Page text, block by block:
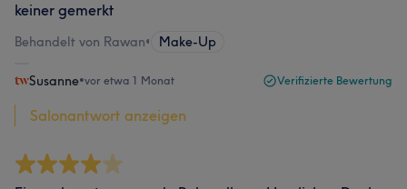
keiner gemerkt
Behandelt von Rawan• Make-Up
Susanne•vor etwa 1 Monat Verifizierte Bewertung
Salonantwort anzeigen